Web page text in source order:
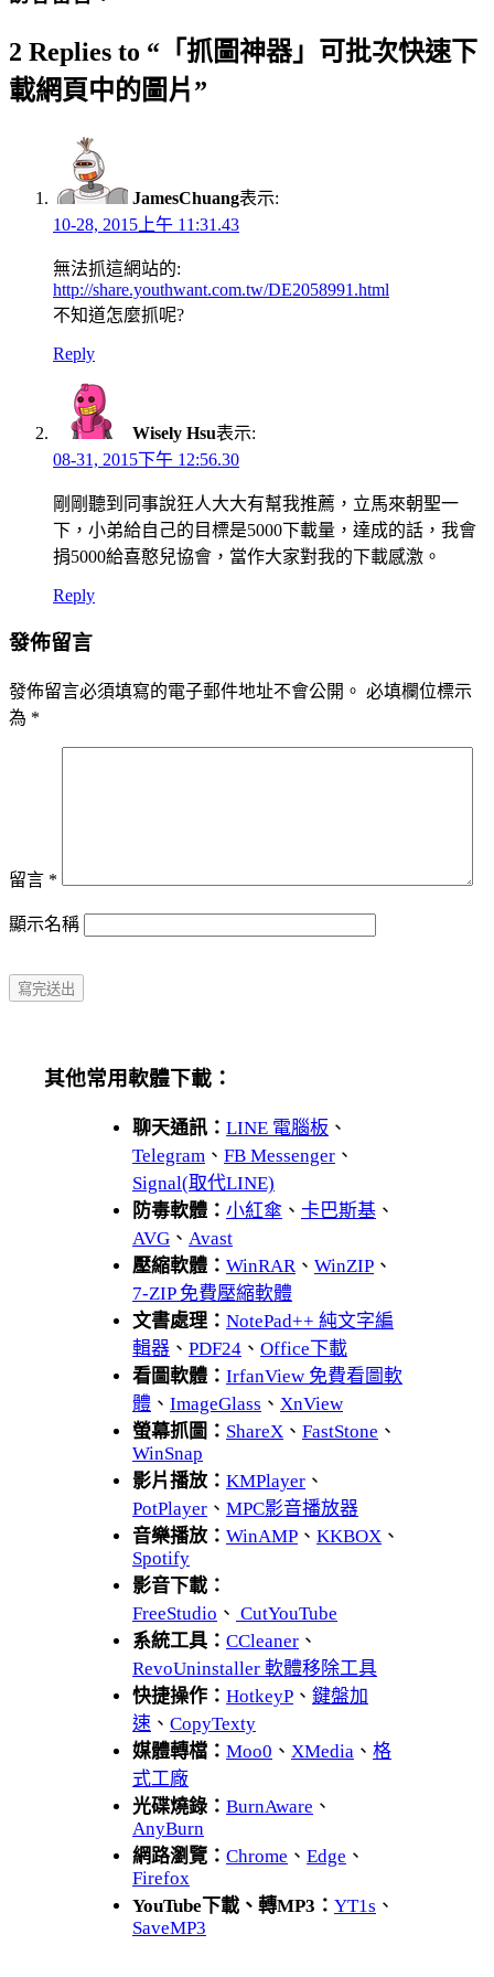
2 Replies to “「抓圖神器」可批次快速下
載網頁中的圖片”
JamesChuang表示:
10-28, 2015上午 11:31.43
無法抓這網站的:
http://share.youthwant.com.tw/DE2058991.html
不知道怎麼抓呢?
Reply
Wisely Hsu表示:
08-31, 2015下午 12:56.30
剛剛聽到同事說狂人大大有幫我推薦，立馬來朝聖一
下，小弟給自己的目標是5000下載量，達成的話，我會
捐5000給喜憨兒協會，當作大家對我的下載感激。
Reply
發佈留言
發佈留言必須填寫的電子郵件地址不會公開。 必填欄位標示
為 *
留言 *
顯示名稱
其他常用軟體下載：
聊天通訊： LINE 電腦板 、
Telegram 、 FB Messenger 、
Signal(取代LINE)
防毒軟體： 小紅傘 、 卡巴斯基 、
AVG 、 Avast
壓縮軟體： WinRAR 、 WinZIP 、
7-ZIP 免費壓縮軟體
文書處理： NotePad++ 純文字編
輯器 、 PDF24 、 Office下載
看圖軟體： IrfanView 免費看圖軟
體 、 ImageGlass 、 XnView
螢幕抓圖： ShareX 、 FastStone 、
WinSnap
影片播放： KMPlayer 、
PotPlayer 、 MPC影音播放器
音樂播放： WinAMP 、 KKBOX 、
Spotify
影音下載：
FreeStudio 、 CutYouTube
系統工具： CCleaner 、
RevoUninstaller 軟體移除工具
快捷操作： HotkeyP 、 鍵盤加
速 、 CopyTexty
媒體轉檔： Moo0 、 XMedia 、 格
式工廠
光碟燒錄： BurnAware 、
AnyBurn
網路瀏覽： Chrome 、 Edge 、
Firefox
YouTube下載、轉MP3： YT1s 、
SaveMP3